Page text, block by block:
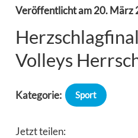
Veröffentlicht am20. März
Volleys
Kategorie: Sport
Jetzt teilen: